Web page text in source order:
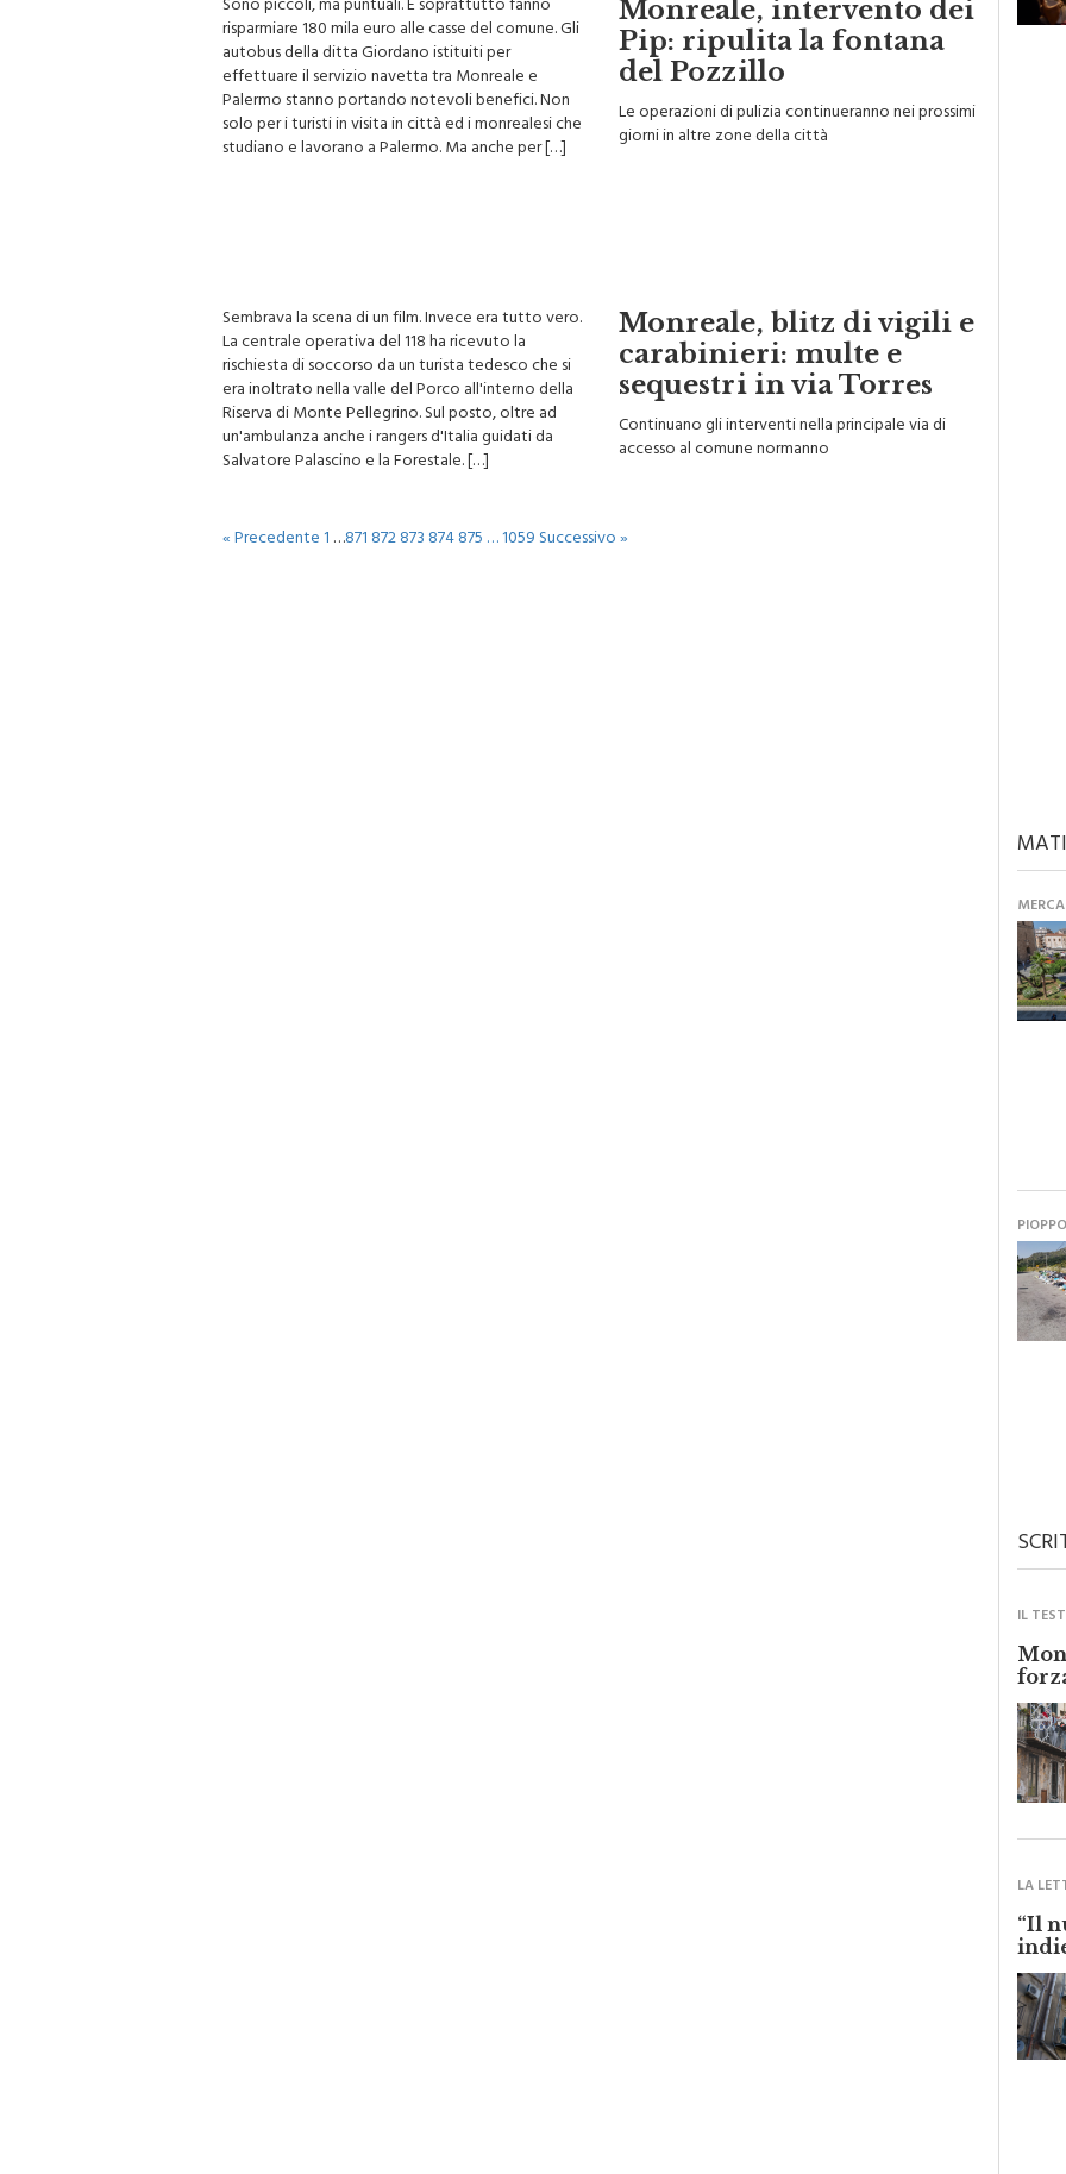
Sono piccoli, ma puntuali. E soprattutto fanno
risparmiare 180 mila euro alle casse del comune. Gli
autobus della ditta Giordano istituiti per
effettuare il servizio navetta tra Monreale e
Palermo stanno portando notevoli benefici. Non
solo per i turisti in visita in città ed i monrealesi che
studiano e lavorano a Palermo. Ma anche per […]
Monreale, intervento dei
Pip: ripulita la fontana
del Pozzillo
Le operazioni di pulizia continueranno nei prossimi
giorni in altre zone della città
Sembrava la scena di un film. Invece era tutto vero.
La centrale operativa del 118 ha ricevuto la
rischiesta di soccorso da un turista tedesco che si
era inoltrato nella valle del Porco all'interno della
Riserva di Monte Pellegrino. Sul posto, oltre ad
un'ambulanza anche i rangers d'Italia guidati da
Salvatore Palascino e la Forestale. […]
Monreale, blitz di vigili e
carabinieri: multe e
sequestri in via Torres
Continuano gli interventi nella principale via di
accesso al comune normanno
« Precedente 1…871872873874875…1059Successivo »
PIOPPO
“Il